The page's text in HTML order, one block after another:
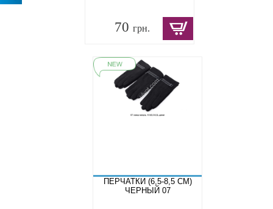
70грн.
ПЕРЧАТКИ (6,5-8,5 СМ)
ЧЕРНЫЙ 07